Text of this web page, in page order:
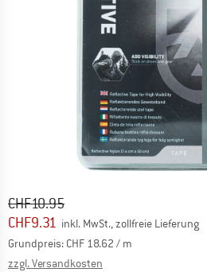
Ursprünglicher Preis :
CHF10.95
Preis:
CHF9.31 inkl. MwSt., zollfreie Lieferung
Grundpreis: CHF 18.62 / m
zzgl. Versandkosten